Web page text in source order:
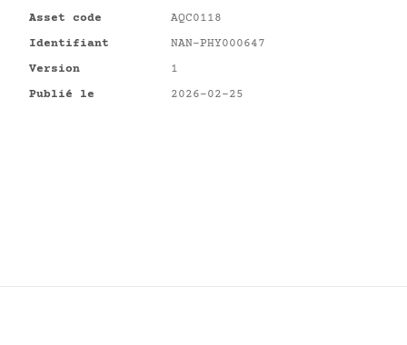
Asset code
AQC0118
Identifiant
NAN-PHY000647
Version
1
Publié le
2026-02-25